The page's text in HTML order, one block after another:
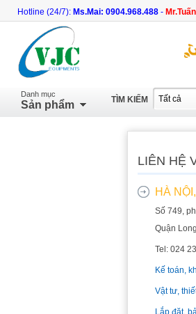
Hotline (24/7): Ms.Mai: 0904.968.488 -
TÌM KIẾM
Danh mục
Sản phẩm
LIÊN HỆ
HÀ
Số 749,
Quận
Tel: 024
Kế toán,
Vật tư,
Lắp đặt,